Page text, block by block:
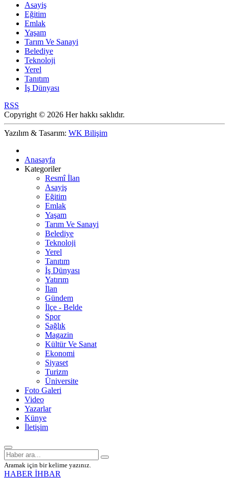
Asayiş
Eğitim
Emlak
Yaşam
Tarım Ve Sanayi
Belediye
Teknoloji
Yerel
Tanıtım
İş Dünyası
RSS
Copyright © 2026 Her hakkı saklıdır.
Yazılım & Tasarım: WK Bilişim
Anasayfa
Kategoriler
Resmî İlan
Asayiş
Eğitim
Emlak
Yaşam
Tarım Ve Sanayi
Belediye
Teknoloji
Yerel
Tanıtım
İş Dünyası
Yatırım
İlan
Gündem
İlçe - Belde
Spor
Sağlık
Magazin
Kültür Ve Sanat
Ekonomi
Siyaset
Turizm
Üniversite
Foto Galeri
Video
Yazarlar
Künye
İletişim
Aramak için bir kelime yazınız.
HABER İHBAR